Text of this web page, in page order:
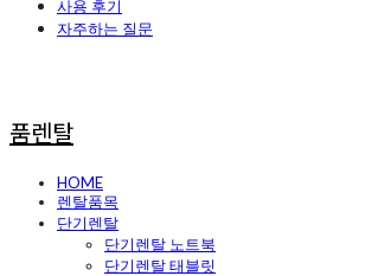
사용 후기
자주하는 질문
품렌탈
HOME
렌탈품목
단기렌탈
단기렌탈 노트북
단기렌탈 태블릿